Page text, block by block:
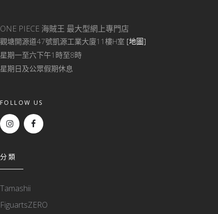
ONE PIECE 海賊王 最大型網上專門店
觀塘開源道47號凱源工業大廈11樓H室 [地圖]
星期一至六下午1時至8時
星期日及公眾假期休息
FOLLOW US
分類
Tamashii
FiguartsZERO